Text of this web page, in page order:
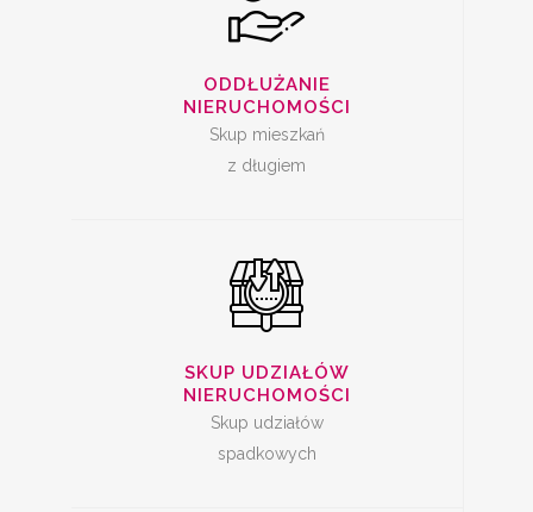
ODDŁUŻANIE
NIERUCHOMOŚCI
Skup mieszkań
z długiem
SKUP UDZIAŁÓW
NIERUCHOMOŚCI
Skup udziałów
spadkowych
NIERUCHOMOŚCI
SPRZEDAŻ
MIESZKANIA Z
LOKATOREM